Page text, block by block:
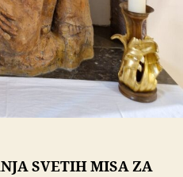
SVETIH MISA ZA